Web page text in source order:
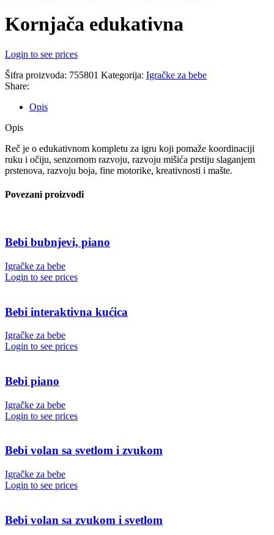
Kornjača edukativna
Login to see prices
Šifra proizvoda: 755801 Kategorija: Igračke za bebe
Share:
Opis
Opis
Reč je o edukativnom kompletu za igru koji pomaže koordinaciji
ruku i očiju, senzornom razvoju, razvoju mišića prstiju slaganjem
prstenova, razvoju boja, fine motorike, kreativnosti i mašte.
Povezani proizvodi
Bebi bubnjevi, piano
Igračke za bebe
Login to see prices
Bebi interaktivna kućica
Igračke za bebe
Login to see prices
Bebi piano
Igračke za bebe
Login to see prices
Bebi volan sa svetlom i zvukom
Igračke za bebe
Login to see prices
Bebi volan sa zvukom i svetlom